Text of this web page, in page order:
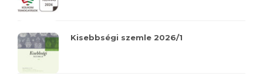
Kisebbségi szemle 2026/1